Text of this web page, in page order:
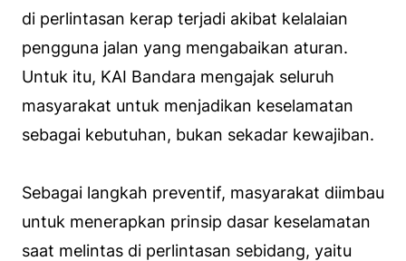
di perlintasan kerap terjadi akibat kelalaian
pengguna jalan yang mengabaikan aturan.
Untuk itu, KAI Bandara mengajak seluruh
masyarakat untuk menjadikan keselamatan
sebagai kebutuhan, bukan sekadar kewajiban.
Sebagai langkah preventif, masyarakat diimbau
untuk menerapkan prinsip dasar keselamatan
saat melintas di perlintasan sebidang, yaitu